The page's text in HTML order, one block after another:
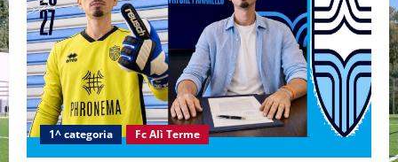
1^ categoria Fc Alì Terme